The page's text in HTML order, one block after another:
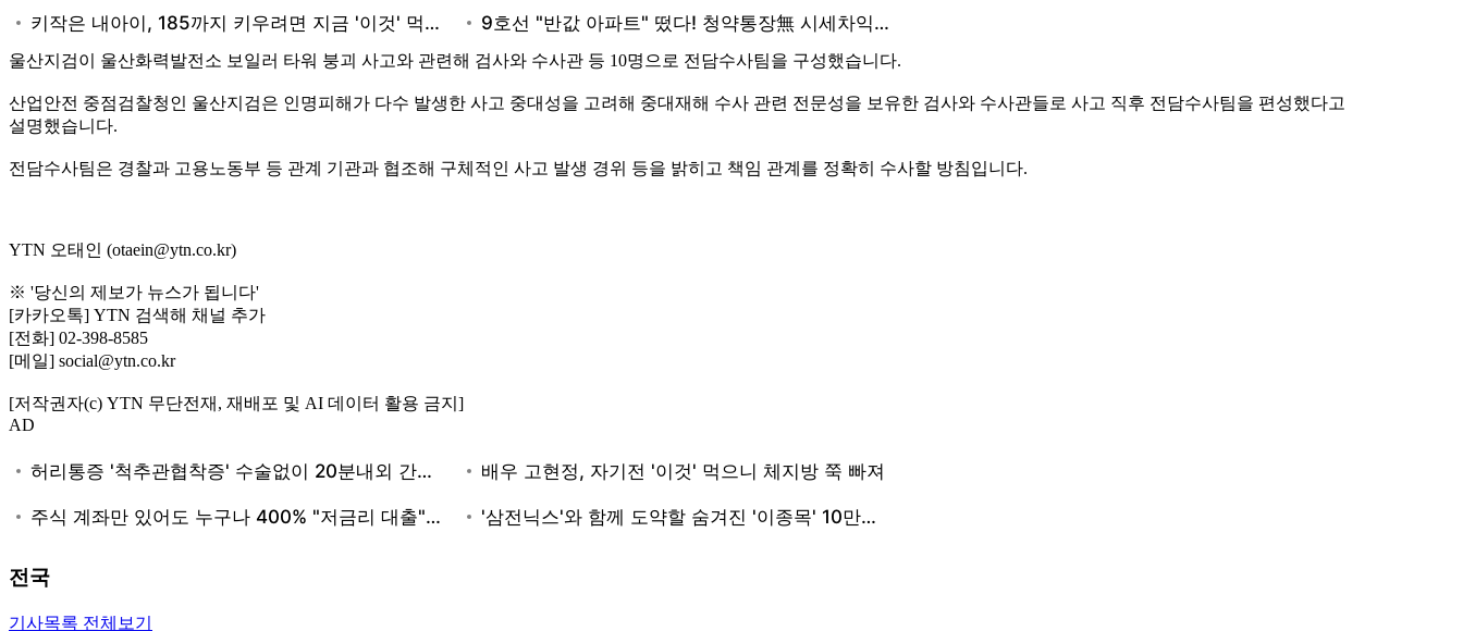
울산지검이 울산화력발전소 보일러 타워 붕괴 사고와 관련해 검사와 수사관 등 10명으로 전담수사팀을 구성했습니다.
산업안전 중점검찰청인 울산지검은 인명피해가 다수 발생한 사고 중대성을 고려해 중대재해 수사 관련 전문성을 보유한 검사와 수사관들로 사고 직후 전담수사팀을 편성했다고
설명했습니다.
전담수사팀은 경찰과 고용노동부 등 관계 기관과 협조해 구체적인 사고 발생 경위 등을 밝히고 책임 관계를 정확히 수사할 방침입니다.
YTN 오태인 (otaein@ytn.co.kr)
※ '당신의 제보가 뉴스가 됩니다'
[카카오톡] YTN 검색해 채널 추가
[전화] 02-398-8585
[메일] social@ytn.co.kr
[저작권자(c) YTN 무단전재, 재배포 및 AI 데이터 활용 금지]
AD
전국
기사목록 전체보기